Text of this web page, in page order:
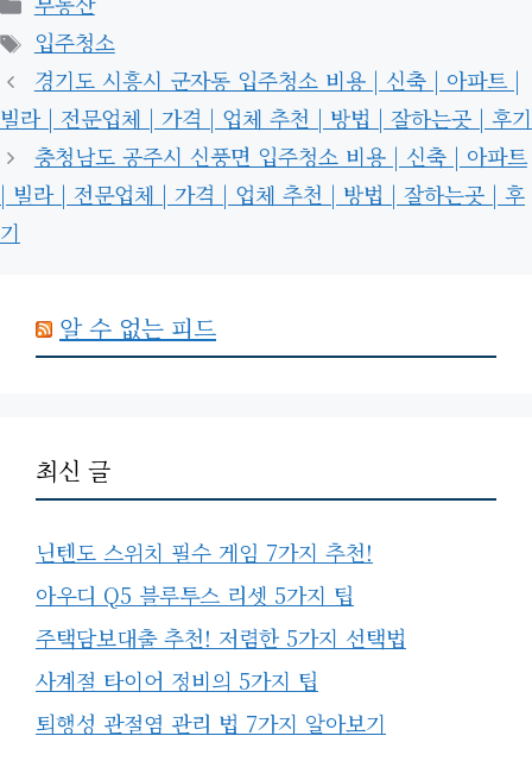
테
고
리
태
그
입주청소
경기도 시흥시 군자동 입주청소 비용 | 신축 | 아파트 |
빌라 | 전문업체 | 가격 | 업체 추천 | 방법 | 잘하는곳 | 후기
충청남도 공주시 신풍면 입주청소 비용 | 신축 | 아파트
| 빌라 | 전문업체 | 가격 | 업체 추천 | 방법 | 잘하는곳 | 후
기
알 수 없는 피드
최신 글
닌텐도 스위치 필수 게임 7가지 추천!
아우디 Q5 블루투스 리셋 5가지 팁
주택담보대출 추천! 저렴한 5가지 선택법
사계절 타이어 정비의 5가지 팁
퇴행성 관절염 관리 법 7가지 알아보기